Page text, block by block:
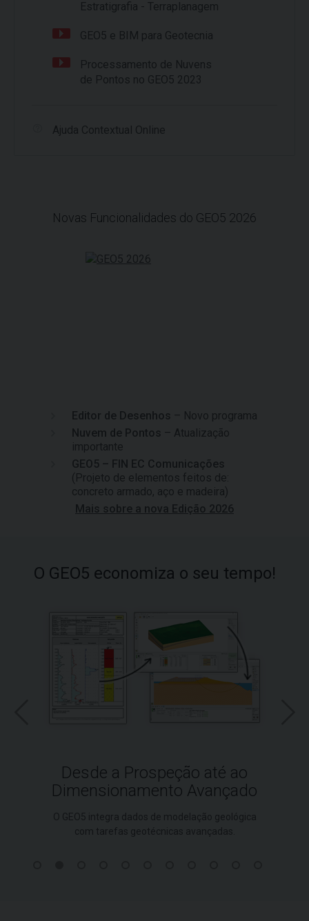
Estratigrafia - Terraplanagem
GEO5 e BIM para Geotecnia
Processamento de Nuvens
de Pontos no GEO5 2023
Ajuda Contextual Online
Novas Funcionalidades do GEO5 2026
Editor de Desenhos – Novo programa
Nuvem de Pontos – Atualização
importante
GEO5 – FIN EC Comunicações
(Projeto de elementos feitos de:
concreto armado, aço e madeira)
Mais sobre a nova Edição 2026
O GEO5 economiza o seu tempo!
Desde a Prospeção até ao
Dimensionamento Avançado
O GEO5 integra dados de modelação geológica
com tarefas geotécnicas avançadas.